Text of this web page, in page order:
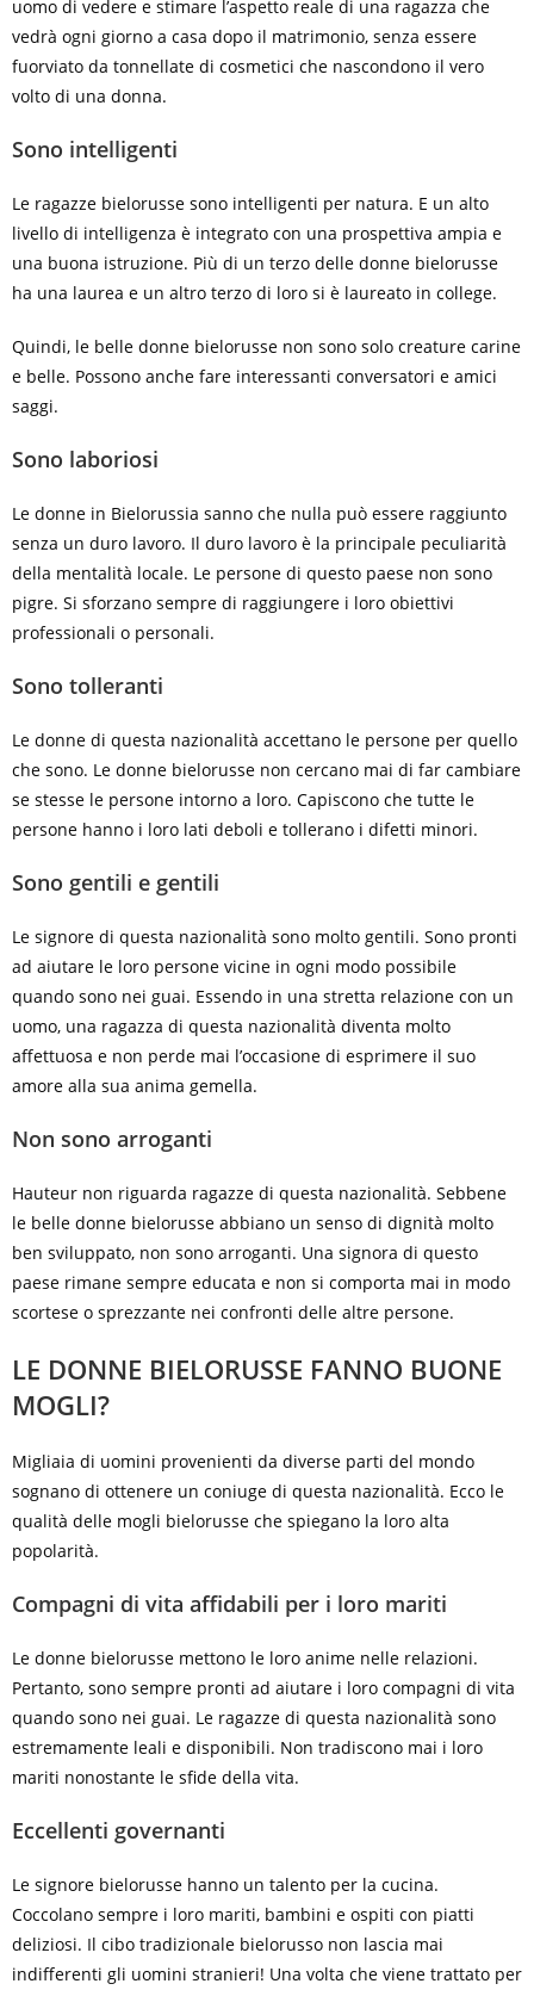
uomo di vedere e stimare l’aspetto reale di una ragazza che
vedrà ogni giorno a casa dopo il matrimonio, senza essere
fuorviato da tonnellate di cosmetici che nascondono il vero
volto di una donna.
Sono intelligenti
Le ragazze bielorusse sono intelligenti per natura. E un alto
livello di intelligenza è integrato con una prospettiva ampia e
una buona istruzione. Più di un terzo delle donne bielorusse
ha una laurea e un altro terzo di loro si è laureato in college.
Quindi, le belle donne bielorusse non sono solo creature carine
e belle. Possono anche fare interessanti conversatori e amici
saggi.
Sono laboriosi
Le donne in Bielorussia sanno che nulla può essere raggiunto
senza un duro lavoro. Il duro lavoro è la principale peculiarità
della mentalità locale. Le persone di questo paese non sono
pigre. Si sforzano sempre di raggiungere i loro obiettivi
professionali o personali.
Sono tolleranti
Le donne di questa nazionalità accettano le persone per quello
che sono. Le donne bielorusse non cercano mai di far cambiare
se stesse le persone intorno a loro. Capiscono che tutte le
persone hanno i loro lati deboli e tollerano i difetti minori.
Sono gentili e gentili
Le signore di questa nazionalità sono molto gentili. Sono pronti
ad aiutare le loro persone vicine in ogni modo possibile
quando sono nei guai. Essendo in una stretta relazione con un
uomo, una ragazza di questa nazionalità diventa molto
affettuosa e non perde mai l’occasione di esprimere il suo
amore alla sua anima gemella.
Non sono arroganti
Hauteur non riguarda ragazze di questa nazionalità. Sebbene
le belle donne bielorusse abbiano un senso di dignità molto
ben sviluppato, non sono arroganti. Una signora di questo
paese rimane sempre educata e non si comporta mai in modo
scortese o sprezzante nei confronti delle altre persone.
LE DONNE BIELORUSSE FANNO BUONE
MOGLI?
Migliaia di uomini provenienti da diverse parti del mondo
sognano di ottenere un coniuge di questa nazionalità. Ecco le
qualità delle mogli bielorusse che spiegano la loro alta
popolarità.
Compagni di vita affidabili per i loro mariti
Le donne bielorusse mettono le loro anime nelle relazioni.
Pertanto, sono sempre pronti ad aiutare i loro compagni di vita
quando sono nei guai. Le ragazze di questa nazionalità sono
estremamente leali e disponibili. Non tradiscono mai i loro
mariti nonostante le sfide della vita.
Eccellenti governanti
Le signore bielorusse hanno un talento per la cucina.
Coccolano sempre i loro mariti, bambini e ospiti con piatti
deliziosi. Il cibo tradizionale bielorusso non lascia mai
indifferenti gli uomini stranieri! Una volta che viene trattato per